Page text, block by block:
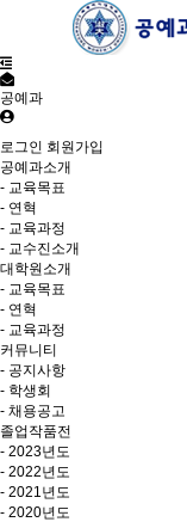
공예과
로그인 회원가입
공예과소개
- 교육목표
- 연혁
- 교육과정
- 교수진소개
대학원소개
- 교육목표
- 연혁
- 교육과정
커뮤니티
- 공지사항
- 학생회
- 채용공고
졸업작품전
- 2023년도
- 2022년도
- 2021년도
- 2020년도